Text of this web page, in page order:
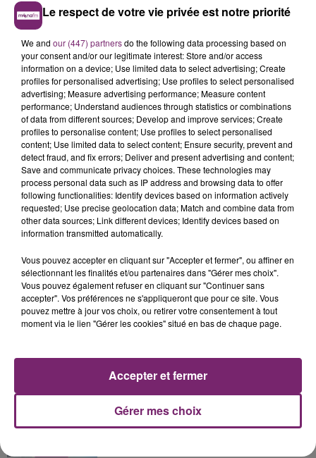
La Bulle - Guinguette éphémère
de Frelinghien !
éclipse solaire du 12 Août 2026
Le respect de votre vie privée est notre priorité
We and our (447) partnersdo the following data processing based on
your consent and/or our legitimate interest: Store and/or access
information on a device; Use limited data to select advertising; Create
profiles for personalised advertising; Use profiles to select personalised
advertising; Measure advertising performance; Measure content
performance; Understand audiences through statistics or combinations
of data from different sources; Develop and improve services; Create
profiles to personalise content; Use profiles to select personalised
content; Use limited data to select content; Ensure security, prevent and
detect fraud, and fix errors; Deliver and present advertising and content;
Save and communicate privacy choices. These technologies may
process personal data such as IP address and browsing data to offer
following functionalities: Identify devices based on information actively
requested; Use precise geolocation data; Match and combine data from
other data sources; Link different devices; Identify devices based on
information transmitted automatically.
Vous pouvez accepter en cliquant sur "Accepter et fermer", ou affiner en
sélectionnant les finalités et/ou partenaires dans "Gérer mes choix".
Vous pouvez également refuser en cliquant sur "Continuer sans
accepter". Vos préférences ne s'appliqueront que pour ce site. Vous
pouvez mettre à jour vos choix, ou retirer votre consentement à tout
moment via le lien "Gérer les cookies" situé en bas de chaque page.
Gérer mes choix
Accepter et fermer